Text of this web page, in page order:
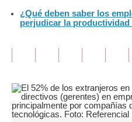
Opinión
Blogs
Tendencias
¿Qué deben saber los
perjudicar la productividad